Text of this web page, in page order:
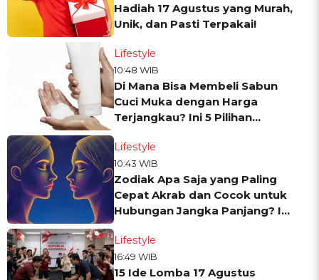
Hadiah 17 Agustus yang Murah,
Unik, dan Pasti Terpakai!
Lifestyle
10:48 WIB
Di Mana Bisa Membeli Sabun
Cuci Muka dengan Harga
Terjangkau? Ini 5 Pilihan
Lifestyle
10:43 WIB
Zodiak Apa Saja yang Paling
Cepat Akrab dan Cocok untuk
Hubungan Jangka Panjang? Ini
Lifestyle
16:49 WIB
15 Ide Lomba 17 Agustus